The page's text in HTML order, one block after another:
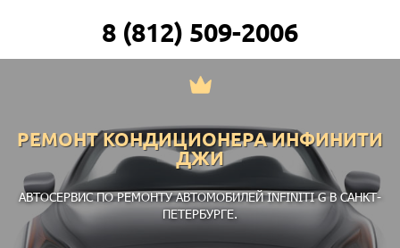
8 (812) 509-2006
РЕМОНТ КОНДИЦИОНЕРА ИНФИНИТИ
ДЖИ
АВТОСЕРВИС ПО РЕМОНТУ АВТОМОБИЛЕЙ INFINITI G В САНКТ-
ПЕТЕРБУРГЕ.